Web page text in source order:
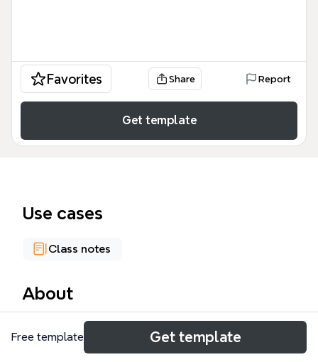
Favorites Share Report
Get template
Use cases
Class notes
About
هذا القالب الشامل للتعليم الفني في المملكة العربية
السعودية يغطي 165 عقدة موزعة على 11 فرعًا رئيسيًا، منها
Free template Get template